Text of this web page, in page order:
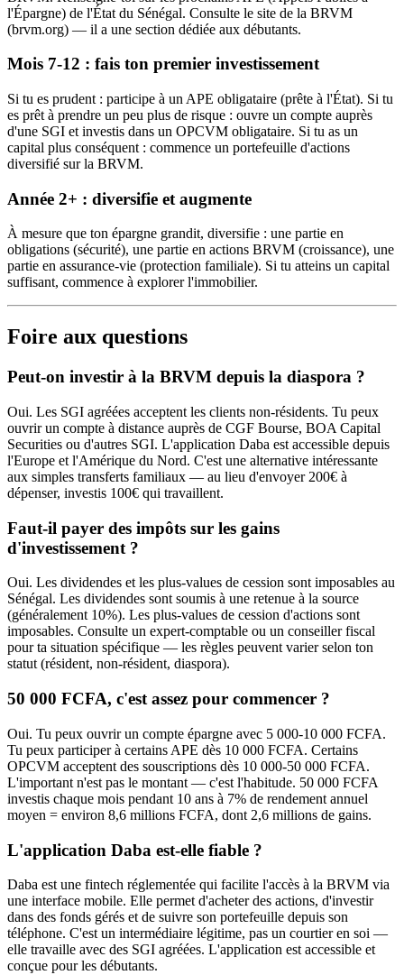
l'Épargne) de l'État du Sénégal. Consulte le site de la BRVM
(brvm.org) — il a une section dédiée aux débutants.
Mois 7-12 : fais ton premier investissement
Si tu es prudent : participe à un APE obligataire (prête à l'État). Si tu
es prêt à prendre un peu plus de risque : ouvre un compte auprès
d'une SGI et investis dans un OPCVM obligataire. Si tu as un
capital plus conséquent : commence un portefeuille d'actions
diversifié sur la BRVM.
Année 2+ : diversifie et augmente
À mesure que ton épargne grandit, diversifie : une partie en
obligations (sécurité), une partie en actions BRVM (croissance), une
partie en assurance-vie (protection familiale). Si tu atteins un capital
suffisant, commence à explorer l'immobilier.
Foire aux questions
Peut-on investir à la BRVM depuis la diaspora ?
Oui. Les SGI agréées acceptent les clients non-résidents. Tu peux
ouvrir un compte à distance auprès de CGF Bourse, BOA Capital
Securities ou d'autres SGI. L'application Daba est accessible depuis
l'Europe et l'Amérique du Nord. C'est une alternative intéressante
aux simples transferts familiaux — au lieu d'envoyer 200€ à
dépenser, investis 100€ qui travaillent.
Faut-il payer des impôts sur les gains
d'investissement ?
Oui. Les dividendes et les plus-values de cession sont imposables au
Sénégal. Les dividendes sont soumis à une retenue à la source
(généralement 10%). Les plus-values de cession d'actions sont
imposables. Consulte un expert-comptable ou un conseiller fiscal
pour ta situation spécifique — les règles peuvent varier selon ton
statut (résident, non-résident, diaspora).
50 000 FCFA, c'est assez pour commencer ?
Oui. Tu peux ouvrir un compte épargne avec 5 000-10 000 FCFA.
Tu peux participer à certains APE dès 10 000 FCFA. Certains
OPCVM acceptent des souscriptions dès 10 000-50 000 FCFA.
L'important n'est pas le montant — c'est l'habitude. 50 000 FCFA
investis chaque mois pendant 10 ans à 7% de rendement annuel
moyen = environ 8,6 millions FCFA, dont 2,6 millions de gains.
L'application Daba est-elle fiable ?
Daba est une fintech réglementée qui facilite l'accès à la BRVM via
une interface mobile. Elle permet d'acheter des actions, d'investir
dans des fonds gérés et de suivre son portefeuille depuis son
téléphone. C'est un intermédiaire légitime, pas un courtier en soi —
elle travaille avec des SGI agréées. L'application est accessible et
conçue pour les débutants.